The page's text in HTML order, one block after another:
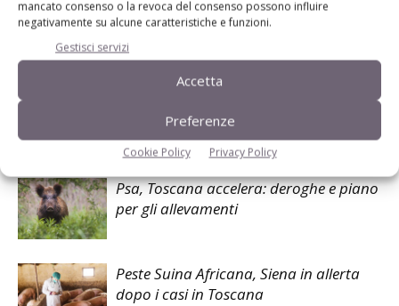
mancato consenso o la revoca del consenso possono influire
negativamente su alcune caratteristiche e funzioni.
Gestisci servizi
Accetta
Preferenze
Cookie Policy Privacy Policy
Articoli correlati
Psa, Toscana accelera: deroghe e piano
per gli allevamenti
Peste Suina Africana, Siena in allerta
dopo i casi in Toscana